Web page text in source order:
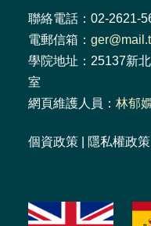
聯絡電話：02-2621-
電郵信箱：
學院地址：25137新
室
網頁維護人員： 林郁嫺
個資政策 隱私權政策